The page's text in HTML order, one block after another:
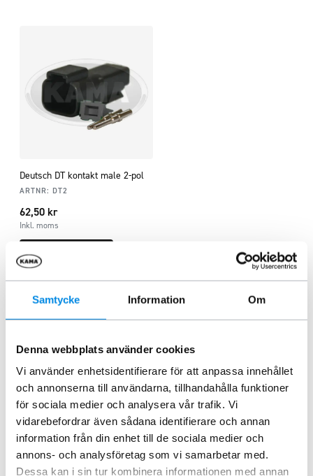
Samtycke Information Om
Denna webbplats använder cookies
Vi använder enhetsidentifierare för att anpassa innehållet
och annonserna till användarna, tillhandahålla funktioner
för sociala medier och analysera vår trafik. Vi
vidarebefordrar även sådana identifierare och annan
information från din enhet till de sociala medier och
annons- och analysföretag som vi samarbetar med.
Dessa kan i sin tur kombinera informationen med annan
Deutsch DT kontakt male 2-pol
ARTNR: DT2
62,50 kr
Inkl. moms
Lägg i varukorg
Liknande produkter